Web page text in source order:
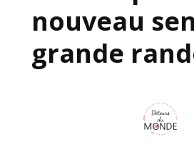
nouveau
grande